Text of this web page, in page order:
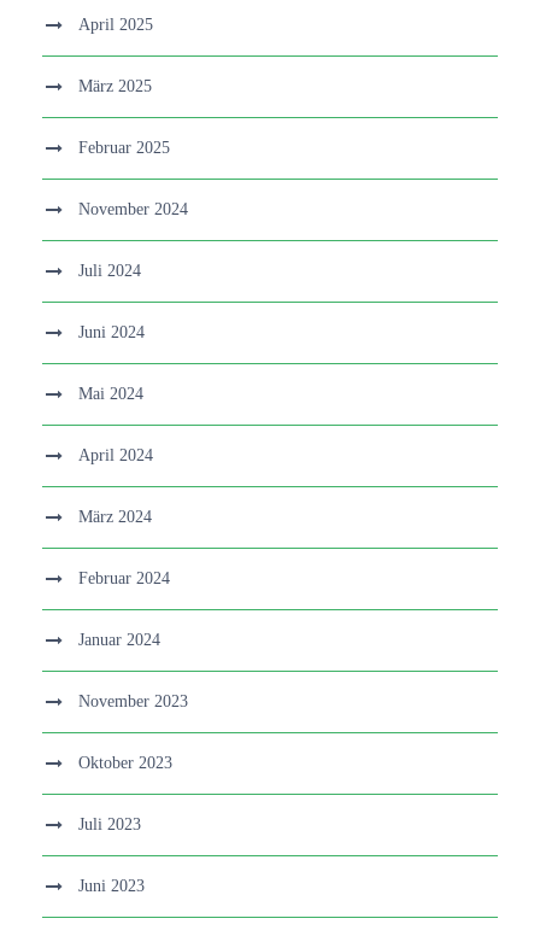
April 2025
März 2025
Februar 2025
November 2024
Juli 2024
Juni 2024
Mai 2024
April 2024
März 2024
Februar 2024
Januar 2024
November 2023
Oktober 2023
Juli 2023
Juni 2023